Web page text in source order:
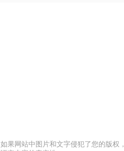
果网站中图片和文字侵犯了您的版权，